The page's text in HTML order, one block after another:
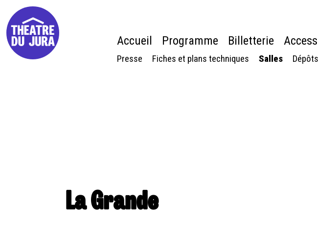
Accueil Programme Billetterie
Presse Fiches et plans techniques Salles
La Grande